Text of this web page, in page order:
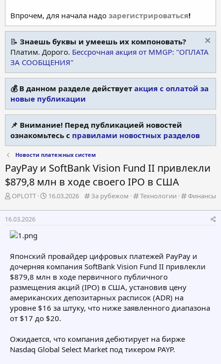
Впрочем, для начала надо зарегистрироваться!
📝 Знаешь буквы и умеешь их компоновать?
Платим. Дорого. Бессрочная акция от MMGP: "ОПЛАТА
ЗА СООБЩЕНИЯ"
💰 В данном разделе действует акция с оплатой за
новые публикации
📌 Внимание! Перед публикацией новостей
ознакомьтесь с правилами новостных разделов
Новости платежных систем
PayPay и SoftBank Vision Fund II привлекли
$879,8 млн в ходе своего IPO в США
К
т
и
я
За рубежом
К
т
и
я
Технологии
К
т
и
я
Финансы
А
т
о
р
т
м
ы
OPLOTT
Д
т
а
л
а
16.03.2026
16.03.2026
Японский провайдер цифровых платежей PayPay и
дочерняя компания SoftBank Vision Fund II привлекли
$879,8 млн в ходе первичного публичного
размещения акций (IPO) в США, установив цену
американских депозитарных расписок (ADR) на
уровне $16 за штуку, что ниже заявленного диапазона
от $17 до $20.
Ожидается, что компания дебютирует на бирже
Nasdaq Global Select Market под тикером PAYP.